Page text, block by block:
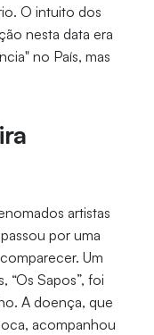
O intuito dos
nesta data era
no País, mas
artistas
por uma
Um
“Os Sapos”, foi
A doença, que
acompanhou